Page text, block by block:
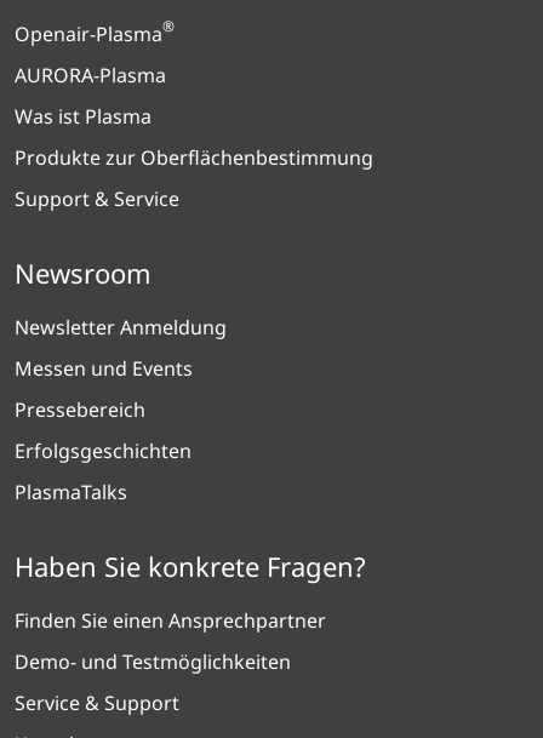
Openair-Plasma®
AURORA-Plasma
Was ist Plasma
Produkte zur Oberflächenbestimmung
Support & Service
Newsroom
Newsletter Anmeldung
Messen und Events
Pressebereich
Erfolgsgeschichten
PlasmaTalks
Haben Sie konkrete Fragen?
Finden Sie einen Ansprechpartner
Demo- und Testmöglichkeiten
Service & Support